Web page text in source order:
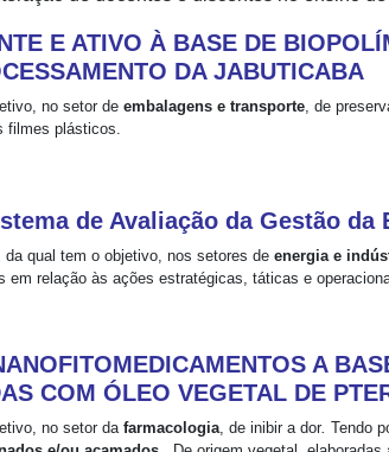
E ATIVO À BASE DE
DA JABUTICABA
no setor de embalagens e transporte , de
filmes plásticos.
de Avaliação da Gestão
da qual tem o objetivo, nos setores de energia e
em relação às ações estratégicas, táticas e
A
COM ÓLEO VEGETAL DE
no setor da farmacologia , de inibir a dor Tendo